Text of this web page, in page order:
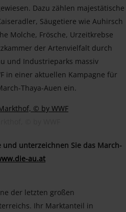
Dazu zählen majestätische
Säugetiere wie Auhirsch
Molche, Frösche, Urzeitkrebse
der Artenvielfalt durch
und Industrieparks massiv
in einer aktuellen Kampagne für
Thaya-Auen ein.
und unterzeichnen Sie das March-
au.at
der letzten großen
Ihr Marktanteil in